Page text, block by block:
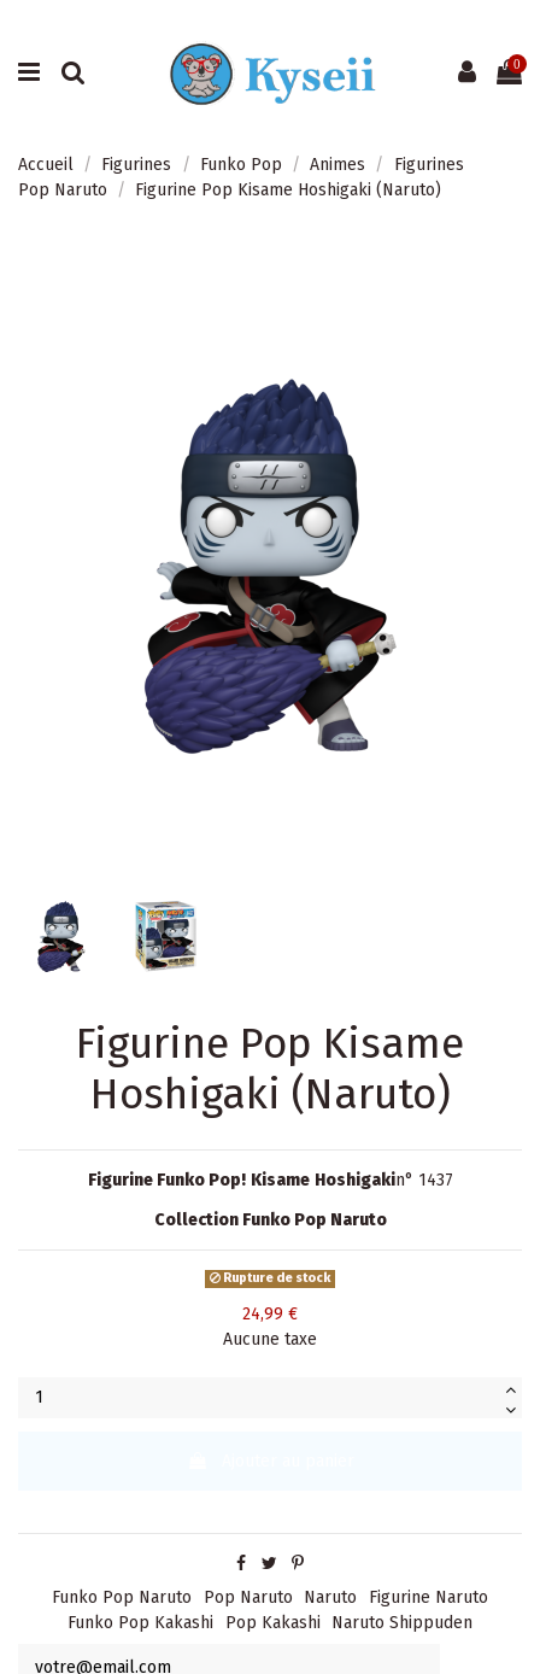
0
Accueil Figurines Funko Pop Animes
Figurines
Pop Naruto
Figurine Pop Kisame Hoshigaki (Naruto)
Figurine Pop Kisame
Hoshigaki (Naruto)
Figurine Funko Pop! Kisame Hoshigakin° 1437
Collection Funko Pop Naruto
Rupture de stock
24,99 €
Aucune taxe
Funko Pop Naruto Pop Naruto Naruto
Figurine Naruto
Funko Pop Kakashi
Pop Kakashi Naruto Shippuden